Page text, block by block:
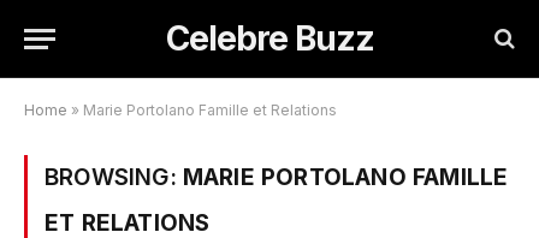
Celebre Buzz
Home » Marie Portolano Famille et Relations
BROWSING: MARIE PORTOLANO FAMILLE
ET RELATIONS